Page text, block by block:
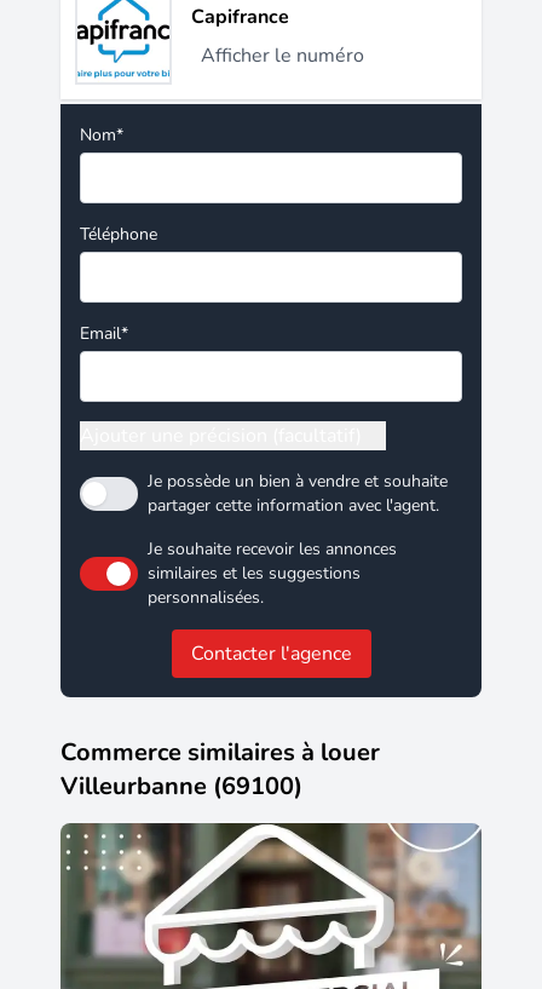
Capifrance
Afficher le numéro
Nom*
Téléphone
Email*
Je possède un bien à vendre et souhaite
partager cette information avec l'agent.
Je souhaite recevoir les annonces
similaires et les suggestions
personnalisées.
Contacter l'agence
Commerce similaires à louer
Villeurbanne (69100)